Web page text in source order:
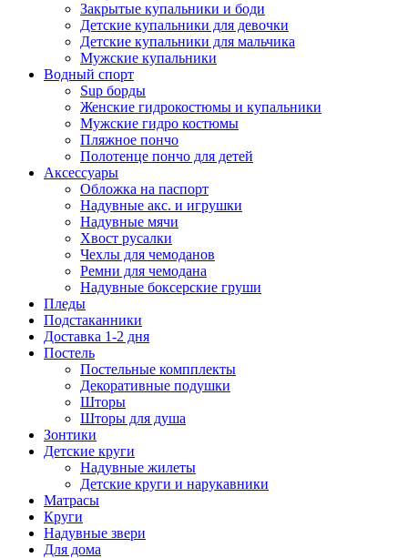
Закрытые купальники и боди
Детские купальники для девочки
Детские купальники для мальчика
Мужские купальники
Водный спорт
Sup борды
Женские гидрокостюмы и купальники
Мужские гидро костюмы
Пляжное пончо
Полотенце пончо для детей
Аксессуары
Обложка на паспорт
Надувные акс. и игрушки
Надувные мячи
Хвост русалки
Чехлы для чемоданов
Ремни для чемодана
Надувные боксерские груши
Пледы
Подстаканники
Доставка 1-2 дня
Постель
Постельные компплекты
Декоративные подушки
Шторы
Шторы для душа
Зонтики
Детские круги
Надувные жилеты
Детские круги и нарукавники
Матрасы
Круги
Надувные звери
Для дома